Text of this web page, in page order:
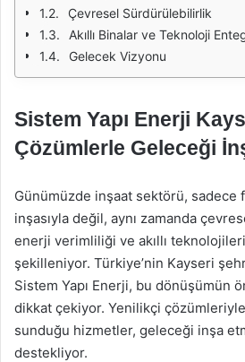
Çevresel Sürdürülebilirlik
Akıllı Binalar ve Teknoloji
Gelecek Vizyonu
Sistem Yapı Enerji
Çözümlerle Geleceği
Günümüzde inşaat sektörü, sadece
inşasıyla değil, aynı zamanda
enerji verimliliği ve akıllı
şekilleniyor. Türkiye’nin Kayseri
Sistem Yapı Enerji, bu dönüşümün
dikkat çekiyor. Yenilikçi
sunduğu hizmetler, geleceği inşa
destekliyor.